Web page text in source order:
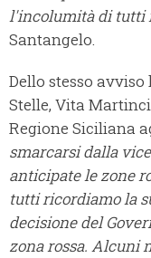
l'incolumità di tutti
Santangelo.
Dello stesso
Stelle, Vita
Regione Siciliana
smarcarsi dalla
anticipate le zone
tutti ricordiamo la
decisione del
zona rossa. Alcuni